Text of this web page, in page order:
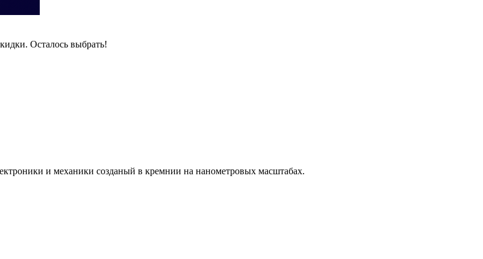
Осталось выбрать!
и механики созданый в кремнии на нанометровых масштабах.